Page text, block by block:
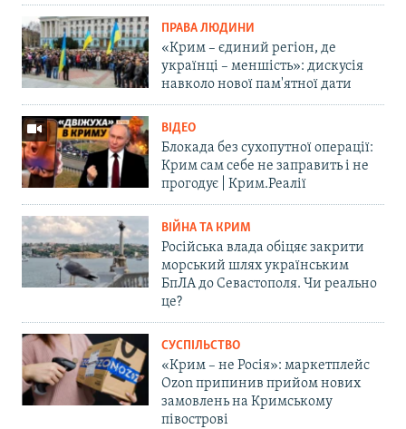
ПРАВА ЛЮДИНИ
«Крим – єдиний регіон, де
українці – меншість»: дискусія
навколо нової пам'ятної дати
ВІДЕО
Блокада без сухопутної операції:
Крим сам себе не заправить і не
прогодує | Крим.Реалії
ВІЙНА ТА КРИМ
Російська влада обіцяє закрити
морський шлях українським
БпЛА до Севастополя. Чи реально
це?
СУСПІЛЬСТВО
«Крим – не Росія»: маркетплейс
Ozon припинив прийом нових
замовлень на Кримському
півострові